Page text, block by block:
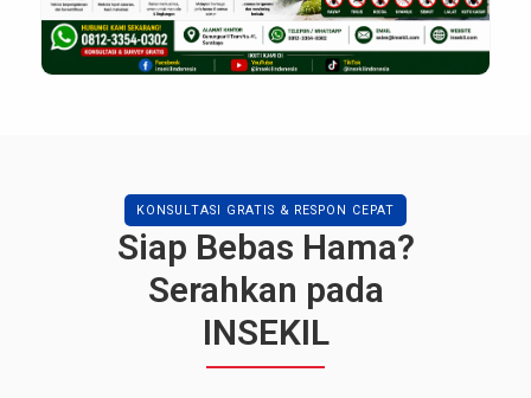
KONSULTASI GRATIS & RESPON CEPAT
Siap Bebas Hama?
Serahkan pada
INSEKIL